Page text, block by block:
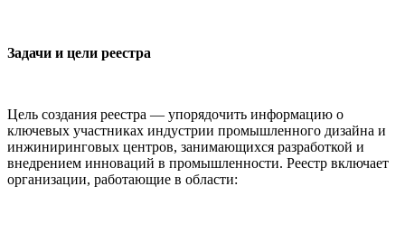
Задачи и цели реестра
Цель создания реестра — упорядочить информацию о
ключевых участниках индустрии промышленного дизайна и
инжиниринговых центров, занимающихся разработкой и
внедрением инноваций в промышленности. Реестр включает
организации, работающие в области: